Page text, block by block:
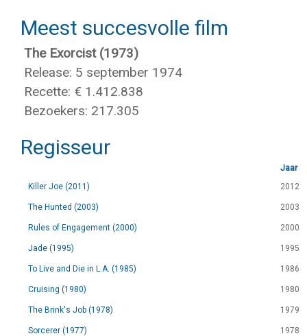
Meest succesvolle film
The Exorcist (1973)
Release: 5 september 1974
Recette: € 1.412.838
Bezoekers: 217.305
Regisseur
Jaar
Killer Joe (2011)
2012
The Hunted (2003) 2003
Rules of Engagement (2000) 2000
Jade (1995) 1995
To Live and Die in L.A. (1985) 1986
Cruising (1980) 1980
The Brink's Job (1978) 1979
Sorcerer (1977) 1978